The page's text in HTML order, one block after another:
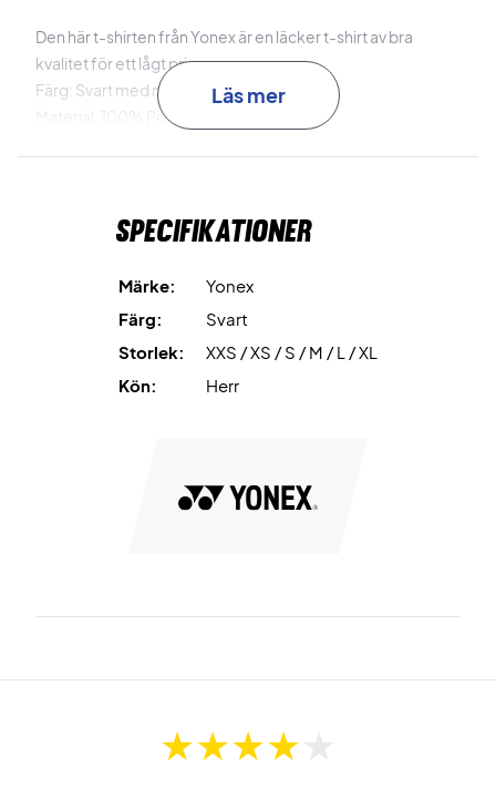
Den här t-shirten från Yonex är en läcker t-shirt av bra
kvalitet för ett lågt pris
Färg: Svart med neongula detaljer.
Material: 100% Polyester.
Läs mer
Specifikationer
Märke:
Yonex
Färg:
Svart
Storlek:
XXS / XS / S / M / L / XL
Kön:
Herr